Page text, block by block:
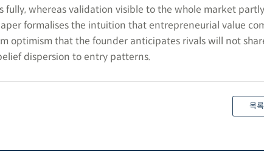
fully, whereas validation visible to the whole market
formalises the intuition that entrepreneurial value
optimism that the founder anticipates rivals will not
dispersion to entry patterns.
목